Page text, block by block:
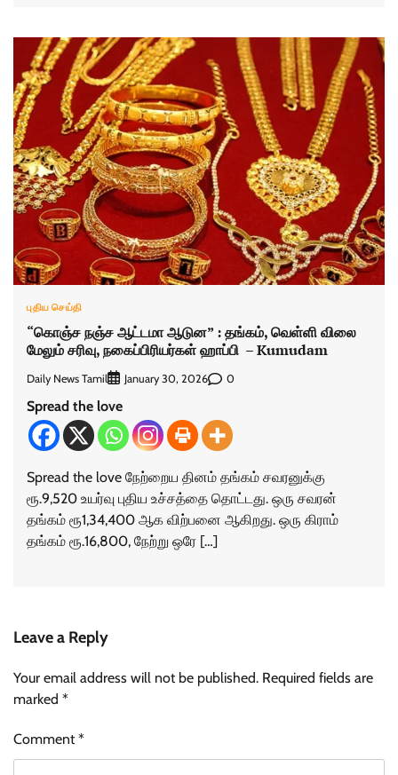
புதிய செய்தி
“கொஞ்ச நஞ்ச ஆட்டமா ஆடுன” : தங்கம், வெள்ளி விலை
மேலும் சரிவு, நகைப்பிரியர்கள் ஹாப்பி – Kumudam
Daily News Tamil January 30, 2026 0
Spread the love
Spread the love நேற்றைய தினம் தங்கம் சவரனுக்கு
ரூ.9,520 உயர்வு புதிய உச்சத்தை தொட்டது. ஒரு சவரன்
தங்கம் ரூ1,34,400 ஆக விற்பனை ஆகிறது. ஒரு கிராம்
தங்கம் ரூ.16,800, நேற்று ஒரே […]
Leave a Reply
Your email address will not be published. Required fields are
marked *
Comment*